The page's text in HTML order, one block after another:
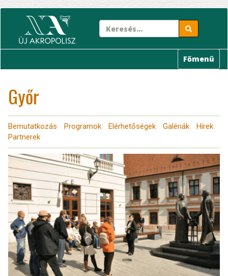
tartalomra
Főmenü
Győr
Bemutatkozás Programok Elérhetőségek Galériák
Hírek
Partnerek